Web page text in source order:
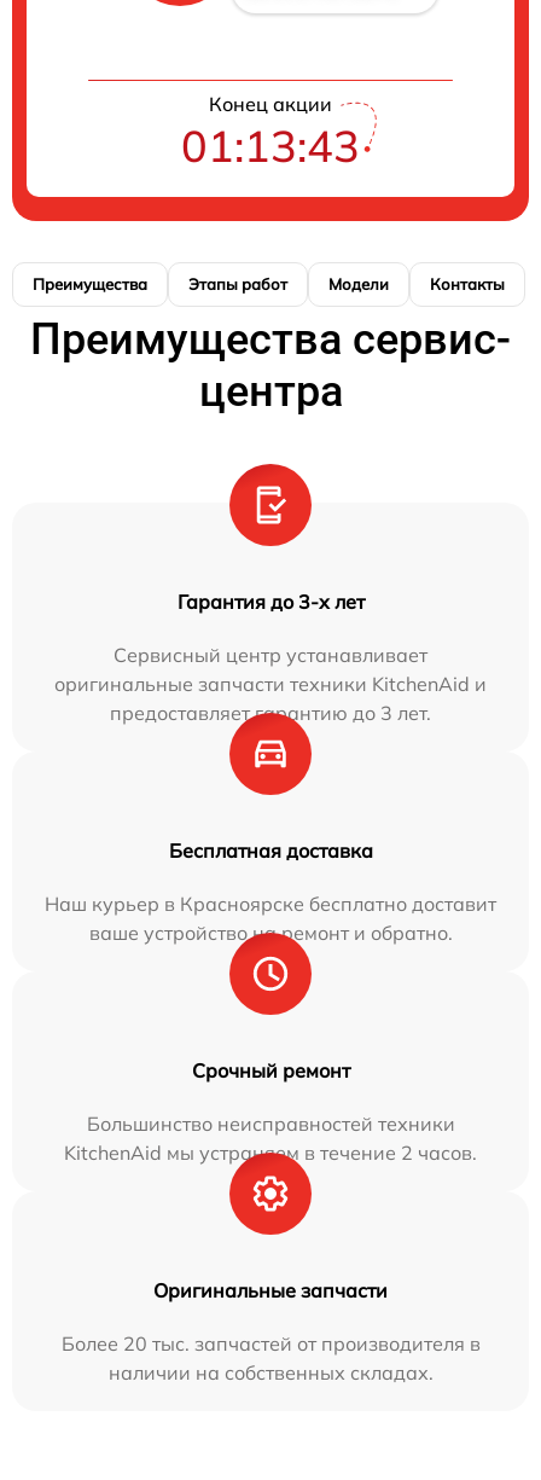
Конец акции
01:13:42
Преимущества Этапы работ Модели Контакты
Преимущества сервис-
центра
Гарантия до 3-х лет
Сервисный центр устанавливает
оригинальные запчасти техники KitchenAid и
предоставляет гарантию до 3 лет.
Бесплатная доставка
Наш курьер в Красноярске бесплатно доставит
ваше устройство на ремонт и обратно.
Срочный ремонт
Большинство неисправностей техники
KitchenAid мы устраняем в течение 2 часов.
Оригинальные запчасти
Более 20 тыс. запчастей от производителя в
наличии на собственных складах.